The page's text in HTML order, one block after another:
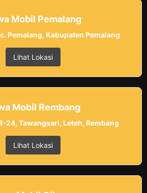
Mobil Pemalang
Pemalang, Kabupaten Pemalang
Lihat Lokasi
Mobil Rembang
24, Tawangsari, Leteh, Rembang
Lihat Lokasi